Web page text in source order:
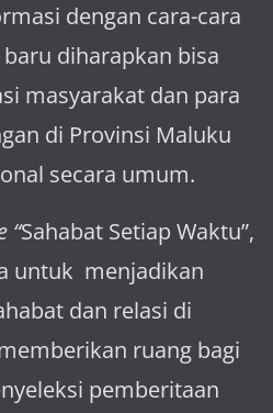
dengan cara-cara
diharapkan bisa
masya­rakat dan para
di Provinsi Maluku
secara umum.
“Sahabat Setiap Waktu”,
untuk menjadikan
dan relasi di
ruang bagi
pemberitaan